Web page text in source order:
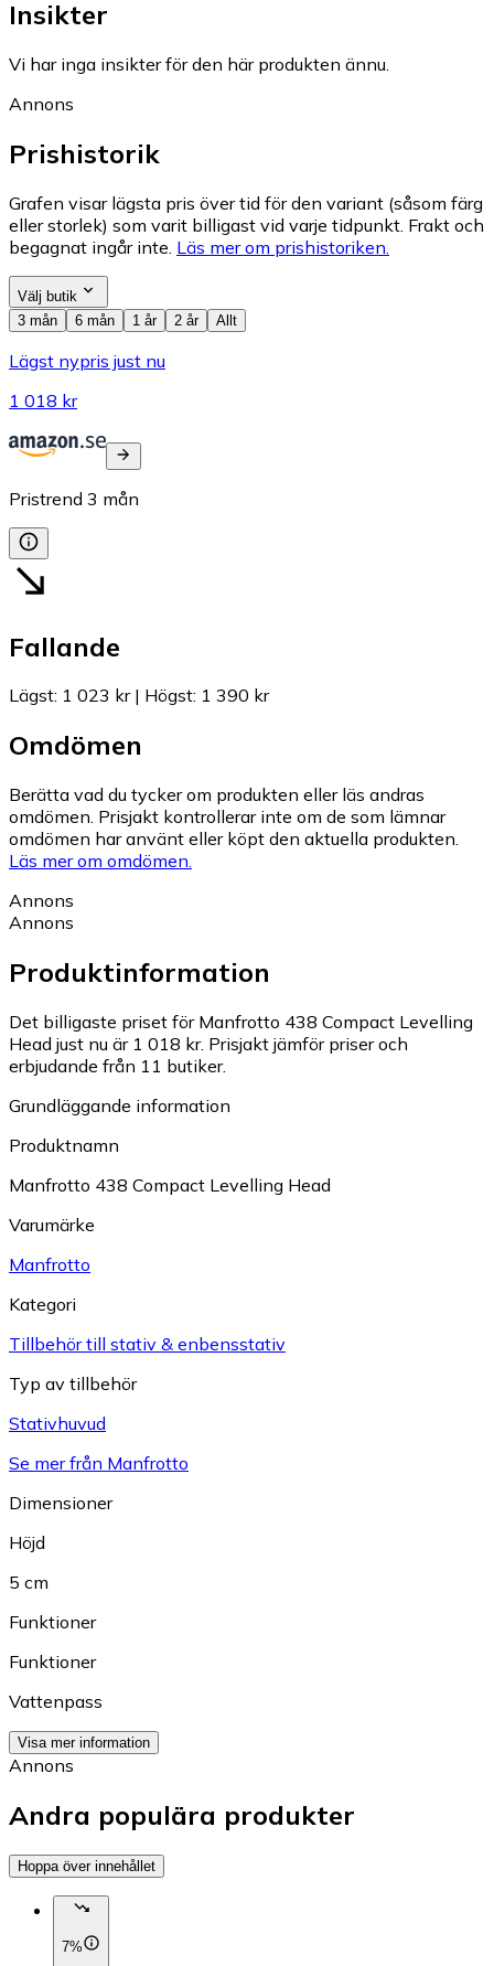
Insikter
Vi har inga insikter för den här produkten ännu.
Annons
Prishistorik
Grafen visar lägsta pris över tid för den variant (såsom färg
eller storlek) som varit billigast vid varje tidpunkt. Frakt och
begagnat ingår inte. Läs mer om prishistoriken.
Välj butik
3 mån
6 mån 1 år 2 år Allt
Lägst nypris just nu
1 018 kr
Pristrend 3 mån
Fallande
Lägst: 1 023 kr| Högst: 1 390 kr
Omdömen
Berätta vad du tycker om produkten eller läs andras
omdömen. Prisjakt kontrollerar inte om de som lämnar
omdömen har använt eller köpt den aktuella produkten.
Läs mer om omdömen.
Annons
Annons
Produktinformation
Det billigaste priset för Manfrotto 438 Compact Levelling
Head just nu är 1 018 kr. Prisjakt jämför priser och
erbjudande från 11 butiker.
Grundläggande information
Produktnamn
Manfrotto 438 Compact Levelling Head
Varumärke
Manfrotto
Kategori
Tillbehör till stativ & enbensstativ
Typ av tillbehör
Stativhuvud
Se mer från Manfrotto
Dimensioner
Höjd
5 cm
Funktioner
Funktioner
Vattenpass
Visa mer information
Annons
Andra populära produkter
Hoppa över innehållet
7%